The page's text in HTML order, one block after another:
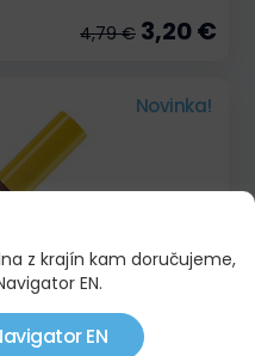
4,79 € 3,20 €
Novinka!
z krajín kam doručujeme,
EN.
EN